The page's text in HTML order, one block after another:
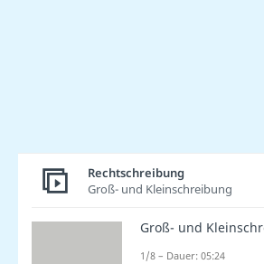
Rechtschreibung
Groß- und Kleinschreibung
Groß- und
1/8 – Dauer: 05:24